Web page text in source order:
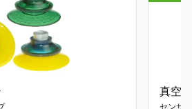
真空
センサ